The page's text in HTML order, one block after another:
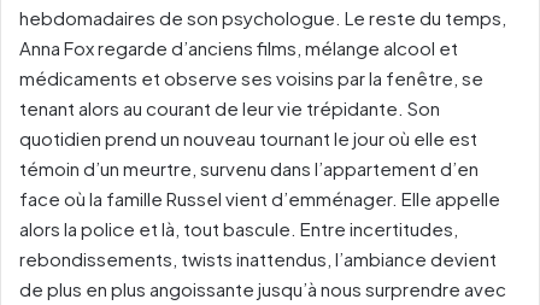
hebdomadaires de son psychologue. Le reste du temps,
Anna Fox regarde d’anciens films, mélange alcool et
médicaments et observe ses voisins par la fenêtre, se
tenant alors au courant de leur vie trépidante. Son
quotidien prend un nouveau tournant le jour où elle est
témoin d’un meurtre, survenu dans l’appartement d’en
face où la famille Russel vient d’emménager. Elle appelle
alors la police et là, tout bascule. Entre incertitudes,
rebondissements, twists inattendus, l’ambiance devient
de plus en plus angoissante jusqu’à nous surprendre avec